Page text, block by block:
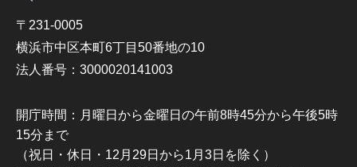
〒231-0005
横浜市中区本町6丁目50番地の10
法人番号：3000020141003
開庁時間：月曜日から金曜日の午前8時45分から午後5時
15分まで
（祝日・休日・12月29日から1月3日を除く）